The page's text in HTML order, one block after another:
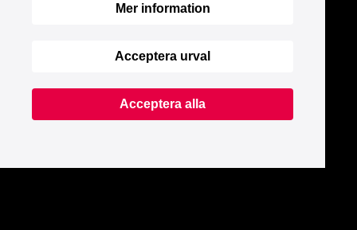
Mer information
Acceptera urval
Acceptera alla